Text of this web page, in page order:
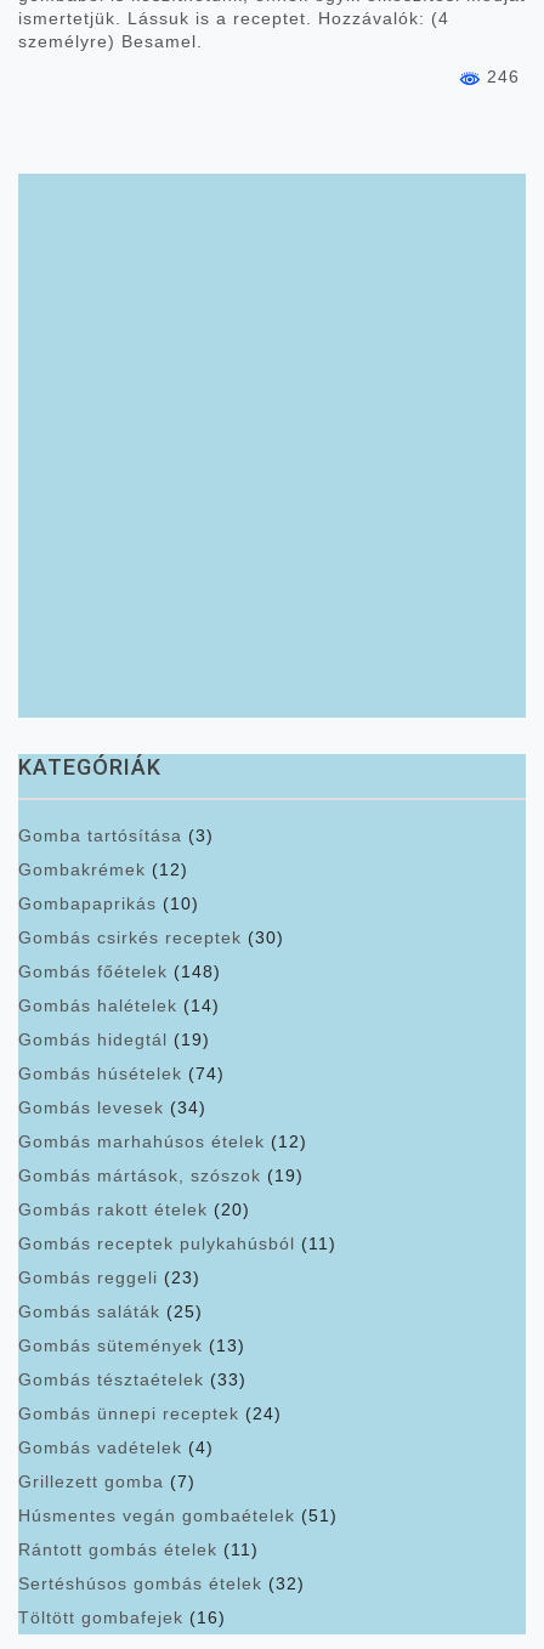
ismertetjük. Lássuk is a receptet. Hozzávalók: (4
személyre) Besamel.
246
KATEGÓRIÁK
Gomba tartósítása (3)
Gombakrémek (12)
Gombapaprikás (10)
Gombás csirkés receptek (30)
Gombás főételek (148)
Gombás halételek (14)
Gombás hidegtál (19)
Gombás húsételek (74)
Gombás levesek (34)
Gombás marhahúsos ételek (12)
Gombás mártások, szószok (19)
Gombás rakott ételek (20)
Gombás receptek pulykahúsból (11)
Gombás reggeli (23)
Gombás saláták (25)
Gombás sütemények (13)
Gombás tésztaételek (33)
Gombás ünnepi receptek (24)
Gombás vadételek (4)
Grillezett gomba (7)
Húsmentes vegán gombaételek (51)
Rántott gombás ételek (11)
Sertéshúsos gombás ételek (32)
Töltött gombafejek (16)